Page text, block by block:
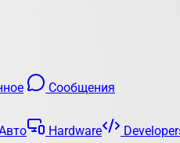
Сообщения
Hardware